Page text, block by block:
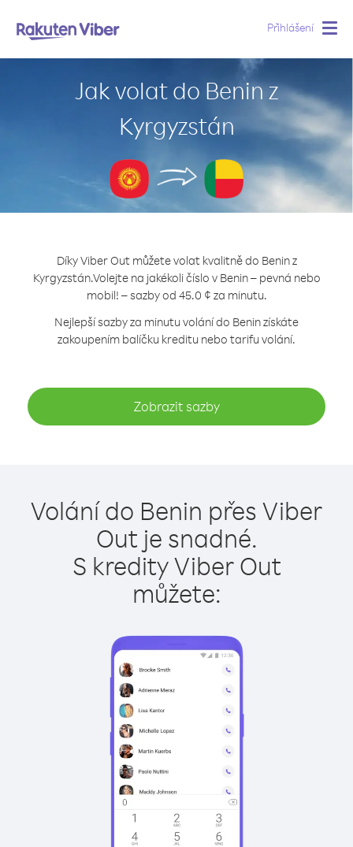
Přihlášení
Jak volat do Benin z
Kyrgyzstán
Díky Viber Out můžete volat kvalitně do Benin z
Kyrgyzstán.Volejte na jakékoli číslo v Benin – pevná nebo
mobil! – sazby od 45.0 ¢ za minutu.
Nejlepší sazby za minutu volání do Benin získáte
zakoupením balíčku kreditu nebo tarifu volání.
Zobrazit sazby
Volání do Benin přes Viber
Out je snadné.
S kredity Viber Out
můžete: